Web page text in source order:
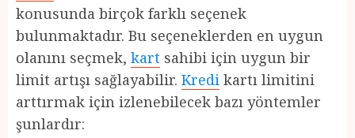
konusunda birçok farklı seçenek
bulunmaktadır. Bu seçeneklerden en uygun
olanını seçmek, kart sahibi için uygun bir
limit artışı sağlayabilir. Kredi kartı limitini
arttırmak için izlenebilecek bazı yöntemler
şunlardır: